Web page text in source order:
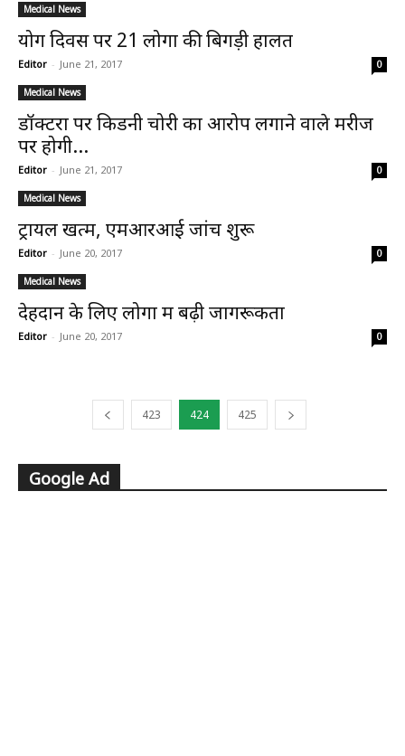
Medical News
योग दिवस पर 21 लोगों की बिगड़ी हालत
Editor - June 21, 2017 0
Medical News
डॉक्टरों पर किडनी चोरी का आरोप लगाने वाले मरीज
पर होगी...
Editor - June 21, 2017 0
Medical News
ट्रायल खत्म, एमआरआई जांच शुरू
Editor - June 20, 2017 0
Medical News
देहदान के लिए लोगों में बढ़ी जागरूकता
Editor - June 20, 2017 0
423 424 425
Google Ad